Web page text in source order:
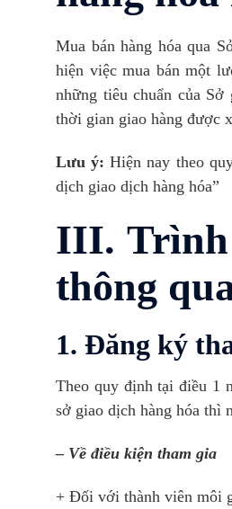
Mua bán hàng hóa qua
hiện việc mua bán một
những tiêu chuẩn của
thời gian giao hàng được
Lưu ý: Hiện nay theo
dịch giao dịch hàng hóa”
III. Trình
thông
1. Đăng ký
Theo quy định tại điều 1
sở giao dịch hàng hóa thì
– Về điều kiện tham gia
+ Đối với thành viên môi